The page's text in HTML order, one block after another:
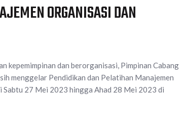
ORGANISASI DAN
kepemimpinan dan berorganisasi, Pimpinan Cabang
menggelar Pendidikan dan Pelatihan Manajemen
Sabtu 27 Mei 2023 hingga Ahad 28 Mei 2023 di